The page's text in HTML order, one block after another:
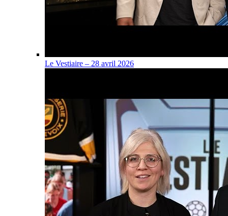
Le Vestiaire – 28 avril 2026